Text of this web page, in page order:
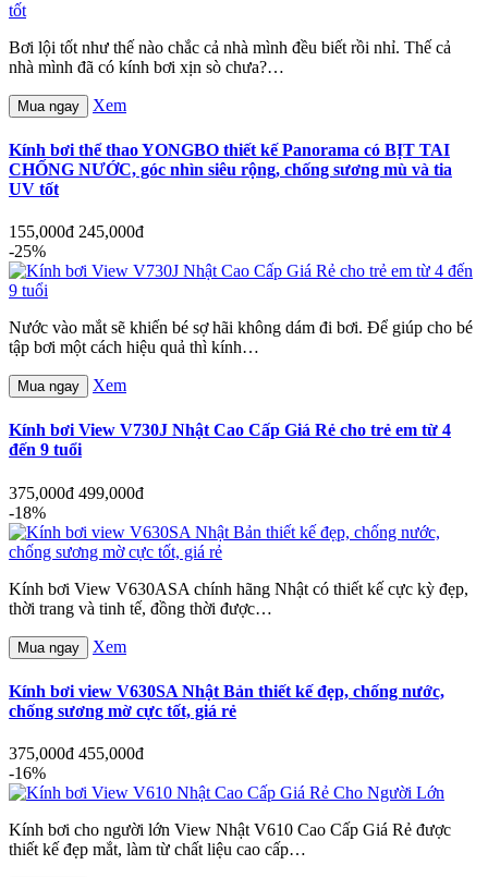
Bơi lội tốt như thế nào chắc cả nhà mình đều biết rồi nhỉ. Thế cả
nhà mình đã có kính bơi xịn sò chưa?…
Mua ngay Xem
Kính bơi thể thao YONGBO thiết kế Panorama có BỊT TAI
CHỐNG NƯỚC, góc nhìn siêu rộng, chống sương mù và tia
UV tốt
155,000đ 245,000đ
-25%
Nước vào mắt sẽ khiến bé sợ hãi không dám đi bơi. Để giúp cho bé
tập bơi một cách hiệu quả thì kính…
Mua ngay Xem
Kính bơi View V730J Nhật Cao Cấp Giá Rẻ cho trẻ em từ 4
đến 9 tuổi
375,000đ 499,000đ
-18%
Kính bơi View V630ASA chính hãng Nhật có thiết kế cực kỳ đẹp,
thời trang và tinh tế, đồng thời được…
Mua ngay Xem
Kính bơi view V630SA Nhật Bản thiết kế đẹp, chống nước,
chống sương mờ cực tốt, giá rẻ
375,000đ 455,000đ
-16%
Kính bơi cho người lớn View Nhật V610 Cao Cấp Giá Rẻ được
thiết kế đẹp mắt, làm từ chất liệu cao cấp…